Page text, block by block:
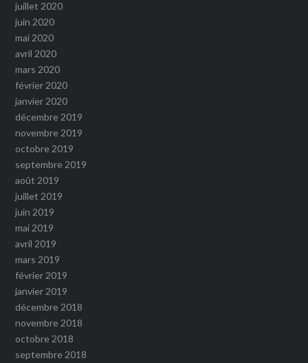
juillet 2020
juin 2020
mai 2020
avril 2020
mars 2020
février 2020
janvier 2020
décembre 2019
novembre 2019
octobre 2019
septembre 2019
août 2019
juillet 2019
juin 2019
mai 2019
avril 2019
mars 2019
février 2019
janvier 2019
décembre 2018
novembre 2018
octobre 2018
septembre 2018